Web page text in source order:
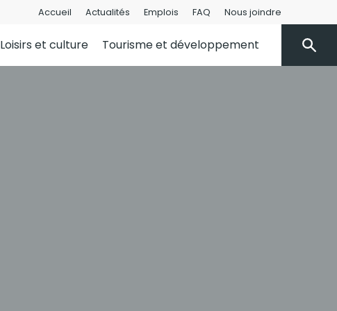
Accueil Actualités Emplois FAQ Nous joindre
Loisirs et culture Tourisme et développement